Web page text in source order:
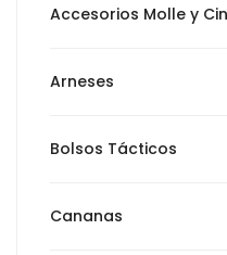
Accesorios Molle y
Arneses
Bolsos Tácticos
Cananas